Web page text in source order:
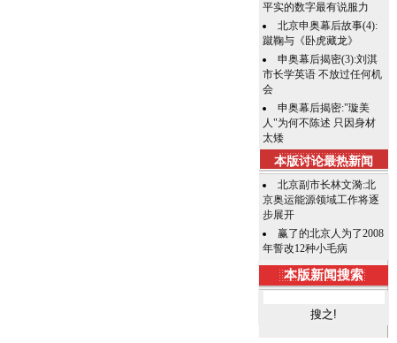
平实的数字最有说服力
北京申奥幕后故事(4):
蹴鞠与《卧虎藏龙》
申奥幕后揭密(3):刘淇
市长学英语 不放过任何机
会
申奥幕后揭密:"璇美
人"为何不陈述 只因身材
太矮
本版讨论最热新闻
北京副市长林文漪:北
京奥运能源领域工作将逐
步展开
赢了的北京人为了2008
年誓改12种小毛病
本版新闻搜索